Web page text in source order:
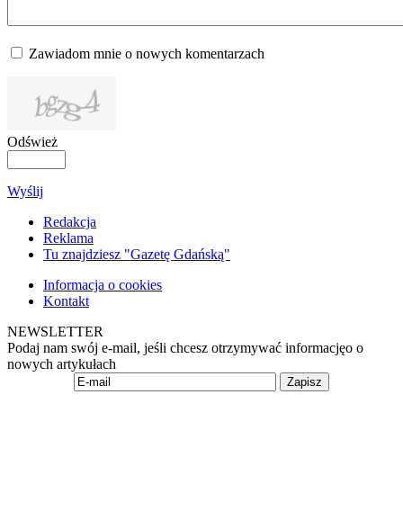
Zawiadom mnie o nowych komentarzach
Odśwież
Wyślij
Redakcja
Reklama
Tu znajdziesz "Gazetę Gdańską"
Informacja o cookies
Kontakt
NEWSLETTER
Podaj nam swój e-mail, jeśli chcesz otrzymywać informacjęo o
nowych artykułach
Zapisz